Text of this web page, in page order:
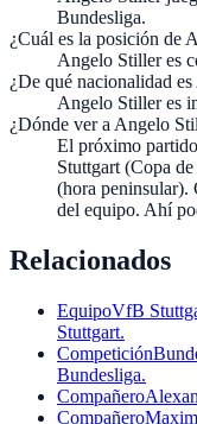
Bundesliga.
¿Cuál es la posición de
Angelo Stiller es
¿De qué nacionalidad
Angelo Stiller es
¿Dónde ver a Angelo
El próximo
Stuttgart (Copa
(hora peninsular).
del equipo. Ahí
Relacionados
EquipoVfB
Stuttgart.
Competición
Bundesliga.
Compañero
Compañero